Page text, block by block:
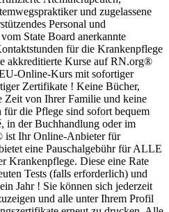
und zugelassene
Personal und
State Board anerkannte
für die Krankenpflege
akkreditierte Kurse auf RN.org®
Online-Kurs mit sofortiger
Zertifikate ! Keine Bücher,
von Ihrer Familie und keine
die Pflege sind sofort bequem
in der Buchhandlung oder im
ist Ihr Online-Anbieter für
eine Pauschalgebühr für ALLE
Krankenpflege. Diese eine Rate
Tests (falls erforderlich) und
Jahr ! Sie können sich jederzeit
und alle unter Ihrem Profil